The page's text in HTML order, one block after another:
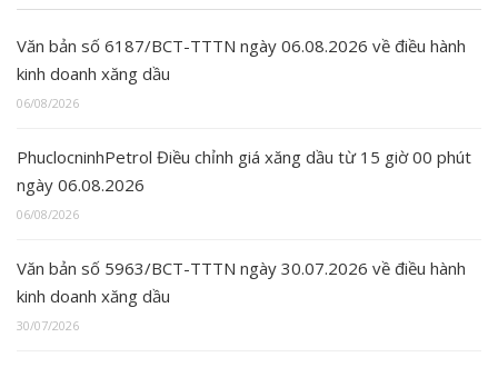
Văn bản số 6187/BCT-TTTN ngày 06.08.2026 về điều hành
kinh doanh xăng dầu
06/08/2026
PhuclocninhPetrol Điều chỉnh giá xăng dầu từ 15 giờ 00 phút
ngày 06.08.2026
06/08/2026
Văn bản số 5963/BCT-TTTN ngày 30.07.2026 về điều hành
kinh doanh xăng dầu
30/07/2026